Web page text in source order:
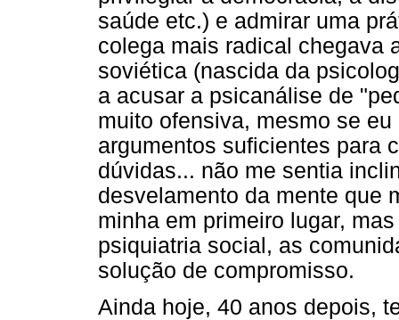
saúde etc.) e admirar uma
colega mais radical chegava
soviética (nascida da
a acusar a psicanálise de
muito ofensiva, mesmo se
argumentos suficientes para
dúvidas... não me sentia
desvelamento da mente que
minha em primeiro lugar,
psiquiatria social, as
solução de compromisso.
Ainda hoje, 40 anos depois,